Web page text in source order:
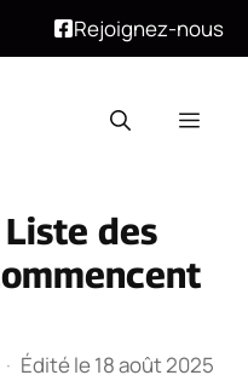
Rejoignez-nous
des
· Édité le 18 août 2025